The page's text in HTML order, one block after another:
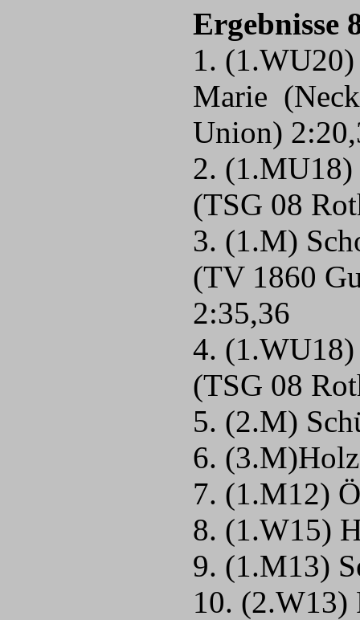
Ergebnisse
1.
Marie
Union)
2.
(TSG 08
3. (1.M)
(TV 1860
2:35,36
4.
(TSG 08
5. (2.M)
6.
7. (1.M12)
8. (1.W15)
9. (1.M13)
10. (2.W13)